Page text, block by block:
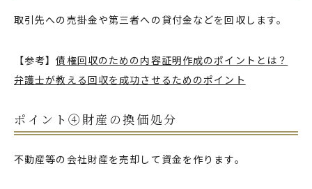
取引先への売掛金や第三者への貸付金などを回収します。
【参考】債権回収のための内容証明作成のポイントとは？
弁護士が教える回収を成功させるためのポイント
ポイント④財産の換価処分
不動産等の会社財産を売却して資金を作ります。